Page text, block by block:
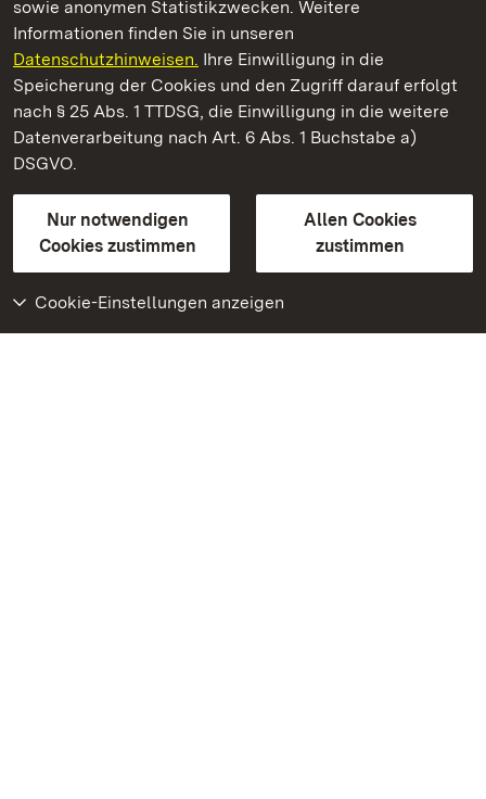
sowie anonymen Statistikzwecken. Weitere
Informationen finden Sie in unseren
Datenschutzhinweisen. Ihre Einwilligung in die
Speicherung der Cookies und den Zugriff darauf erfolgt
nach § 25 Abs. 1 TTDSG, die Einwilligung in die weitere
Datenverarbeitung nach Art. 6 Abs. 1 Buchstabe a)
DSGVO.
Nur notwendigen
Cookies zustimmen
Allen Cookies
zustimmen
Cookie-Einstellungen anzeigen
Schloss Favorite Rastatt
Staatliche Schlösser und Gärten Baden-Württemberg
Kontakt
GebärdenspracheLeichte Sprache
Erklärung zur Barrierefreiheit
BITV-konform (geprüfte Seiten)
Weiteres